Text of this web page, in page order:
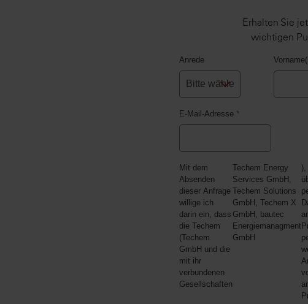
Erhalten Sie
wichtigen
Anrede
*
E-Mail-Adresse
Mit dem
Absenden
dieser Anfrage
willige ich
darin ein, dass
die Techem
(Techem
GmbH und die
mit ihr
verbundenen
Gesellschaften
Techem Energy
Services GmbH,
Techem Solutions
GmbH, Techem X
GmbH, bautec
Energiemanagment
GmbH
),